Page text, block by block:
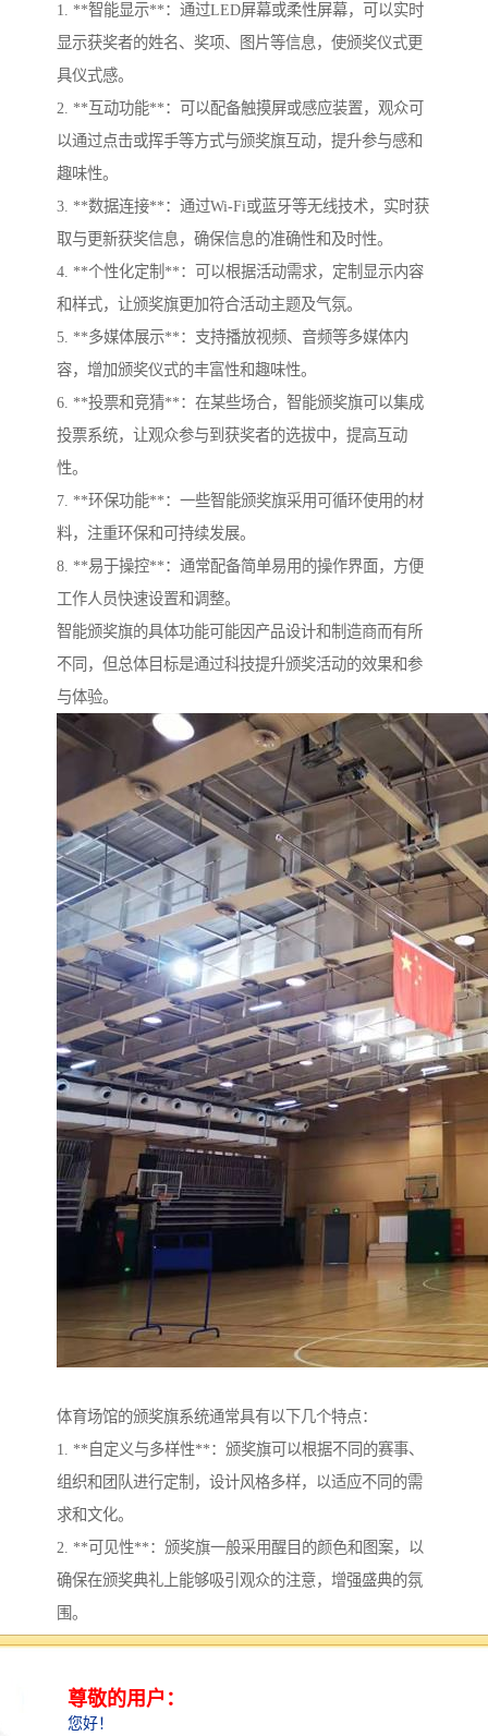
1. **智能显示**：通过LED屏幕或柔性屏幕，可以实时
显示获奖者的姓名、奖项、图片等信息，使颁奖仪式更
具仪式感。
2. **互动功能**：可以配备触摸屏或感应装置，观众可
以通过点击或挥手等方式与颁奖旗互动，提升参与感和
趣味性。
3. **数据连接**：通过Wi-Fi或蓝牙等无线技术，实时获
取与更新获奖信息，确保信息的准确性和及时性。
4. **个性化定制**：可以根据活动需求，定制显示内容
和样式，让颁奖旗更加符合活动主题及气氛。
5. **多媒体展示**：支持播放视频、音频等多媒体内
容，增加颁奖仪式的丰富性和趣味性。
6. **投票和竞猜**：在某些场合，智能颁奖旗可以集成
投票系统，让观众参与到获奖者的选拔中，提高互动
性。
7. **环保功能**：一些智能颁奖旗采用可循环使用的材
料，注重环保和可持续发展。
8. **易于操控**：通常配备简单易用的操作界面，方便
工作人员快速设置和调整。
智能颁奖旗的具体功能可能因产品设计和制造商而有所
不同，但总体目标是通过科技提升颁奖活动的效果和参
与体验。
体育场馆的颁奖旗系统通常具有以下几个特点：
1. **自定义与多样性**：颁奖旗可以根据不同的赛事、
组织和团队进行定制，设计风格多样，以适应不同的需
求和文化。
2. **可见性**：颁奖旗一般采用醒目的颜色和图案，以
确保在颁奖典礼上能够吸引观众的注意，增强盛典的氛
围。
3. **材质耐用**：颁奖旗通常采用耐用、防水和抗紫外
性。